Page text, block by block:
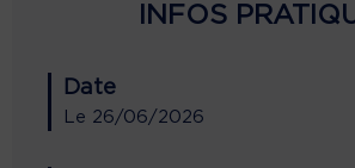
INFOS
Date
Le 26/06/2026